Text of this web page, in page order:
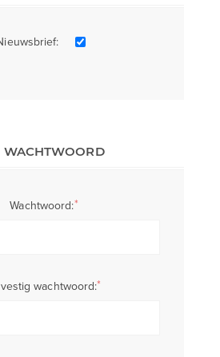
WACHTWOORD
Wachtwoord:*
wachtwoord:*